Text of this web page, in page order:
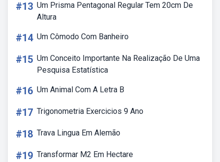
#13 Um Prisma Pentagonal Regular Tem 20cm De
Altura
#14 Um Cômodo Com Banheiro
#15 Um Conceito Importante Na Realização De Uma
Pesquisa Estatística
#16 Um Animal Com A Letra B
#17 Trigonometria Exercicios 9 Ano
#18 Trava Lingua Em Alemão
#19 Transformar M2 Em Hectare